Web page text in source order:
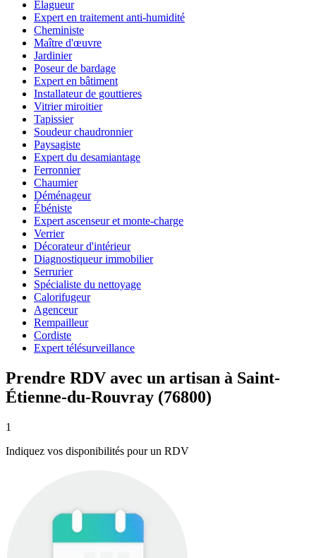
Élagueur
Expert en traitement anti-humidité
Cheministe
Maître d'œuvre
Jardinier
Poseur de bardage
Expert en bâtiment
Installateur de gouttieres
Vitrier miroitier
Tapissier
Soudeur chaudronnier
Paysagiste
Expert du desamiantage
Ferronnier
Chaumier
Déménageur
Ébéniste
Expert ascenseur et monte-charge
Verrier
Décorateur d'intérieur
Diagnostiqueur immobilier
Serrurier
Spécialiste du nettoyage
Calorifugeur
Agenceur
Rempailleur
Cordiste
Expert télésurveillance
Prendre RDV avec un artisan à Saint-
Étienne-du-Rouvray (76800)
1
Indiquez vos disponibilités pour un RDV